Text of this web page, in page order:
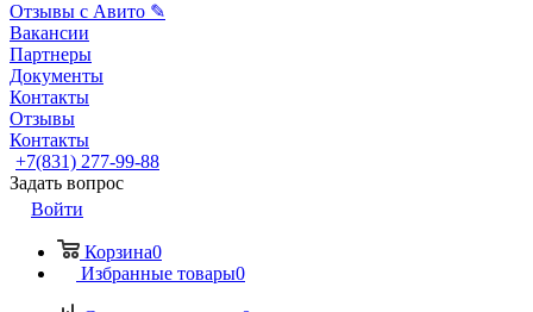
Отзывы с Авито ✎
Вакансии
Партнеры
Документы
Контакты
Отзывы
Контакты
+7(831) 277-99-88
Задать вопрос
Войти
Корзина0
Избранные товары0